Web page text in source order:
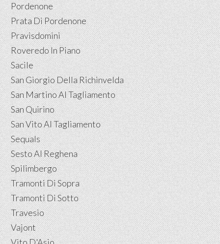
Pordenone
Prata Di Pordenone
Pravisdomini
Roveredo In Piano
Sacile
San Giorgio Della Richinvelda
San Martino Al Tagliamento
San Quirino
San Vito Al Tagliamento
Sequals
Sesto Al Reghena
Spilimbergo
Tramonti Di Sopra
Tramonti Di Sotto
Travesio
Vajont